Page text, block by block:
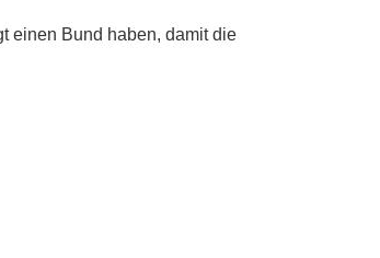
einen Bund haben, damit die